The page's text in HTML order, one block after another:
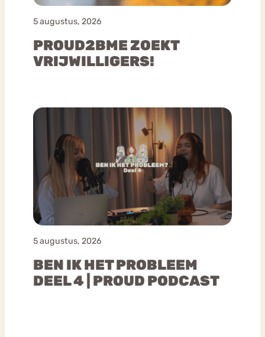
5 augustus, 2026
PROUD2BME ZOEKT
VRIJWILLIGERS!
5 augustus, 2026
BEN IK HET PROBLEEM
DEEL 4 | PROUD PODCAST